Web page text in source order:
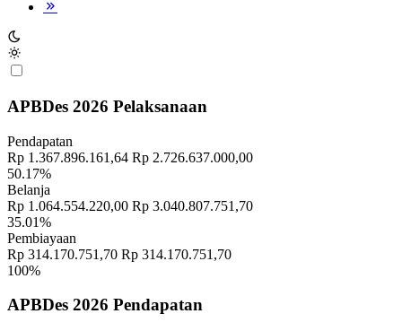
APBDes 2026 Pelaksanaan
Pendapatan
Rp 1.367.896.161,64 Rp 2.726.637.000,00
50.17%
Belanja
Rp 1.064.554.220,00 Rp 3.040.807.751,70
35.01%
Pembiayaan
Rp 314.170.751,70 Rp 314.170.751,70
100%
APBDes 2026 Pendapatan